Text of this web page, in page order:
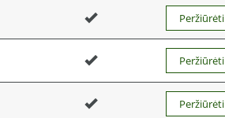
Peržiūrėti
Peržiūrėti
Peržiūrėti